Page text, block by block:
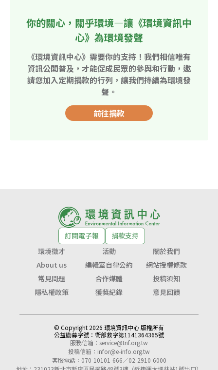
你的關心，關乎環境—讓《環境資訊中
心》為環境發聲
《環境資訊中心》需要你的支持！我們相信唯有
資訊公開普及，才能促成民眾的參與和行動，邀
請您加入定期捐款的行列，讓我們持續為環境發
聲。
前往捐款
訂閱電子報
捐款支持
環境徵才
活動
關於我們
About us
編輯室自律公約
網站授權條款
常見問題
合作媒體
投稿須知
隱私權政策
獲獎紀錄 意見回饋
© Copyright 2026 環境資訊中心 版權所有
公益勸募字號： 衛部救字第1141364365號
服務信箱： service@tnf.org.tw
投稿信箱： infor@e-info.org.tw
客服電話：070-10101-666／02-2910-6000